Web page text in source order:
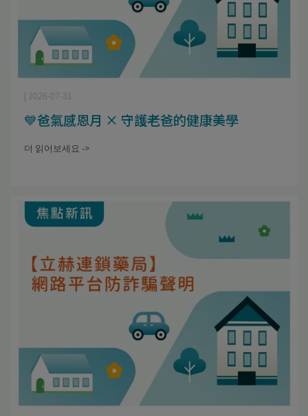
💙爸氣感恩月 × 守護老爸的健康美學
| 2026-07-31
더 읽어보세요 ->